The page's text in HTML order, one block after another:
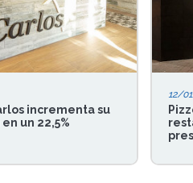
incrementa su
un 22,5%
12/